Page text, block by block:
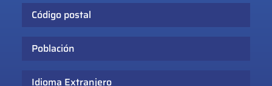
Código postal
Población
Idioma Extranjero